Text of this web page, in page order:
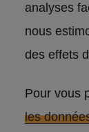
analyses
nous
des effets
Pour vous
les